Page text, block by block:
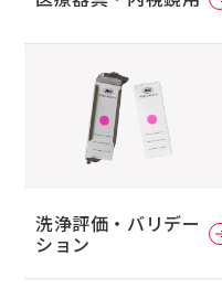
洗浄評価・バリデー
ション